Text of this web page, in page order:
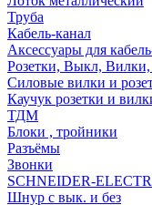
Труба
Кабель-канал
Аксессуары для
Розетки, Выкл,
Силовые вилки и
Каучук розетки и
ТДМ
Блоки , тройники
Разъёмы
Звонки
SCHNEIDER-
Шнур с вык. и без